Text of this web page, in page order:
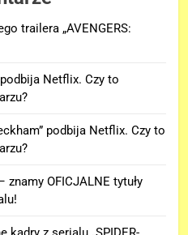
trailera „AVENGERS:
Netflix. Czy to
podbija Netflix. Czy to
znamy OFICJALNE tytuły
dołączy do obsady
jako nowy Scott
napisał list do